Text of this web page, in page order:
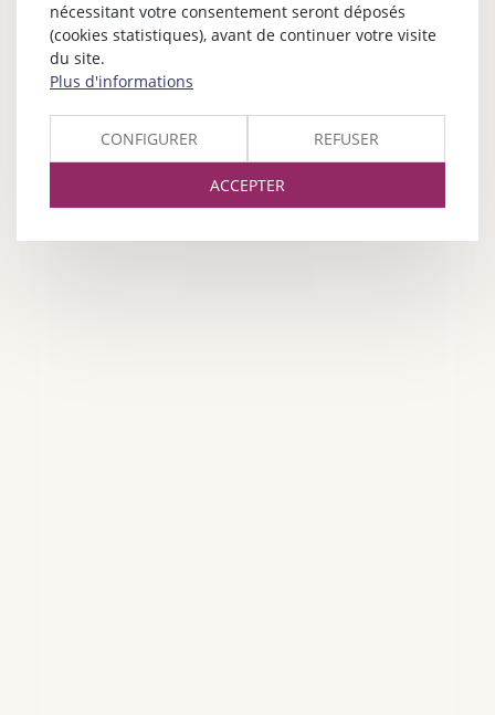
nécessitant votre consentement seront déposés
(cookies statistiques), avant de continuer votre visite
du site.
Plus d'informations
CONFIGURER REFUSER
ACCEPTER